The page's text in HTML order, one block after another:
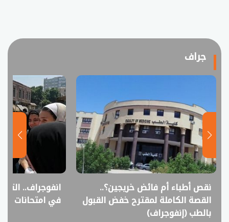
جراف
نقص أطباء أم فائض خريجين؟..
القصة الكاملة لمقترح خفض القبول
بالطب (إنفوجراف)
انفوجراف..
في امتحانات